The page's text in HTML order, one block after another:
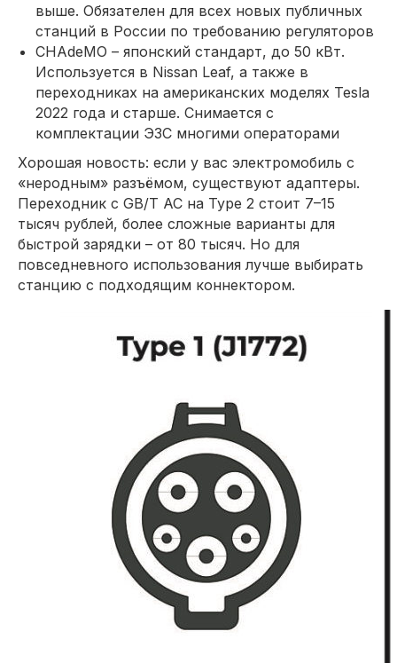
выше. Обязателен для всех новых публичных
станций в России по требованию регуляторов
CHAdeMO – японский стандарт, до 50 кВт.
Используется в Nissan Leaf, а также в
переходниках на американских моделях Tesla
2022 года и старше. Снимается с
комплектации ЭЗС многими операторами
Хорошая новость: если у вас электромобиль с
«неродным» разъёмом, существуют адаптеры.
Переходник с GB/T АС на Type 2 стоит 7–15
тысяч рублей, более сложные варианты для
быстрой зарядки – от 80 тысяч. Но для
повседневного использования лучше выбирать
станцию с подходящим коннектором.